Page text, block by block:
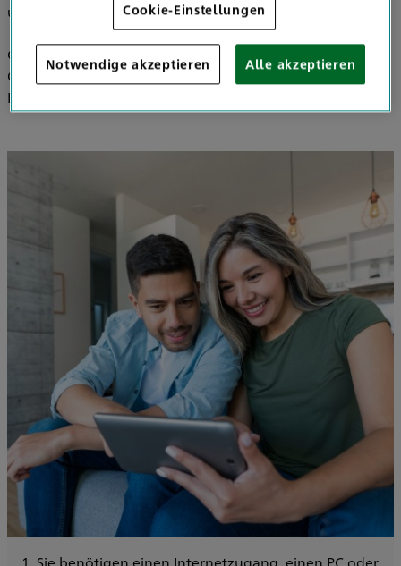
unkompliziert lösen.
Ganz ohne Vertreterbesuch einfach über Ihren
Computer/Tablet via Telefon und
Internetbildschirmübertragung.
1. Sie benötigen einen Internetzugang, einen PC oder
Cookie-Einstellungen
Notwendige akzeptieren Alle akzeptieren